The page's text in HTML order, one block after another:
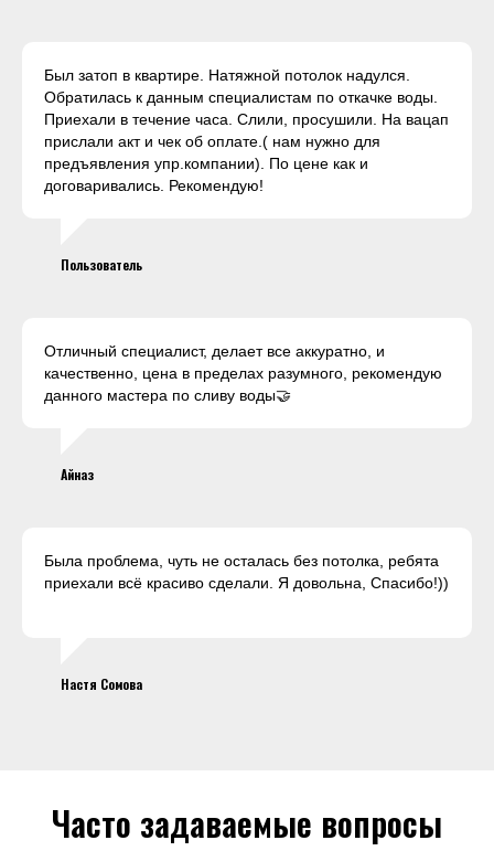
Был затоп в квартире. Натяжной потолок надулся.
Обратилась к данным специалистам по откачке воды.
Приехали в течение часа. Слили, просушили. На вацап
прислали акт и чек об оплате.( нам нужно для
предъявления упр.компании). По цене как и
договаривались. Рекомендую!
Пользователь
Отличный специалист, делает все аккуратно, и
качественно, цена в пределах разумного, рекомендую
данного мастера по сливу воды🤝
Айназ
Была проблема, чуть не осталась без потолка, ребята
приехали всё красиво сделали. Я довольна, Спасибо!))
Настя Сомова
Часто задаваемые вопросы